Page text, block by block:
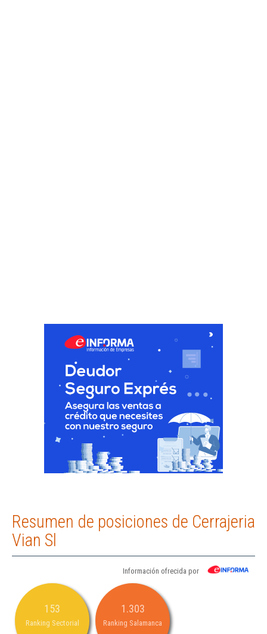
Resumen de posiciones de Cerrajeria
Vian Sl
Información ofrecida por
153
Ranking Sectorial
1.303
Ranking Salamanca